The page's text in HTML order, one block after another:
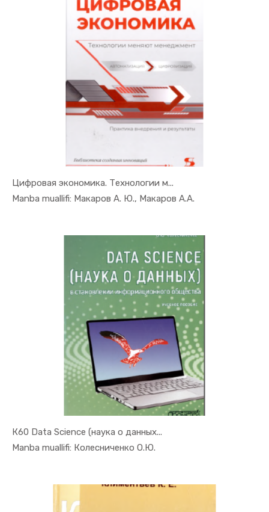
Цифровая экономика. Технологии м...
Manba muallifi: Макаров А. Ю., Макаров А.А.
In Raqamli...
К60 Data Science (наука о данных...
Manba muallifi: Колесниченко О.Ю.
In Raqamli...